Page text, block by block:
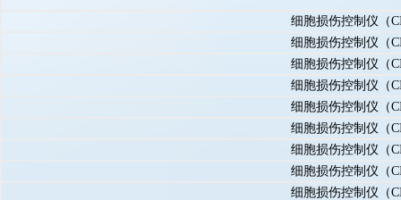
细胞损伤控制仪（
细胞损伤控制仪（
细胞损伤控制仪（
细胞损伤控制仪（
细胞损伤控制仪（
细胞损伤控制仪（
细胞损伤控制仪（
细胞损伤控制仪（
细胞损伤控制仪（